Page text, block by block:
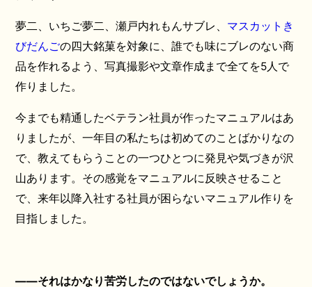
夢二、いちご夢二、瀬戸内れもんサブレ、 マスカットき
びだんごの四大銘菓を対象に、誰でも味にブレのない商
品を作れるよう、写真撮影や文章作成まで全てを5人で
作りました。
今までも精通したベテラン社員が作ったマニュアルはあ
りましたが、一年目の私たちは初めてのことばかりなの
で、教えてもらうことの一つひとつに発見や気づきが沢
山あります。その感覚をマニュアルに反映させること
で、来年以降入社する社員が困らないマニュアル作りを
目指しました。
——それはかなり苦労したのではないでしょうか。